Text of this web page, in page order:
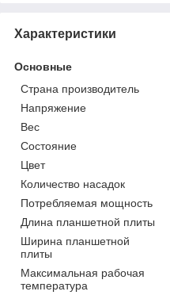
Характеристики
Основные
Страна производитель
Напряжение
Вес
Состояние
Цвет
Количество насадок
Потребляемая мощность
Длина планшетной плиты
Ширина планшетной
плиты
Максимальная рабочая
температура